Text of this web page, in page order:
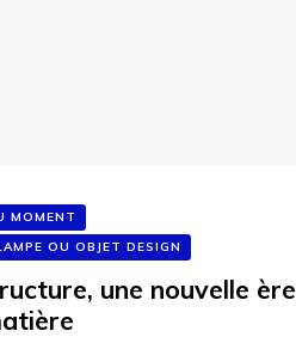
MOMENT
OU OBJET DESIGN
une nouvelle ère